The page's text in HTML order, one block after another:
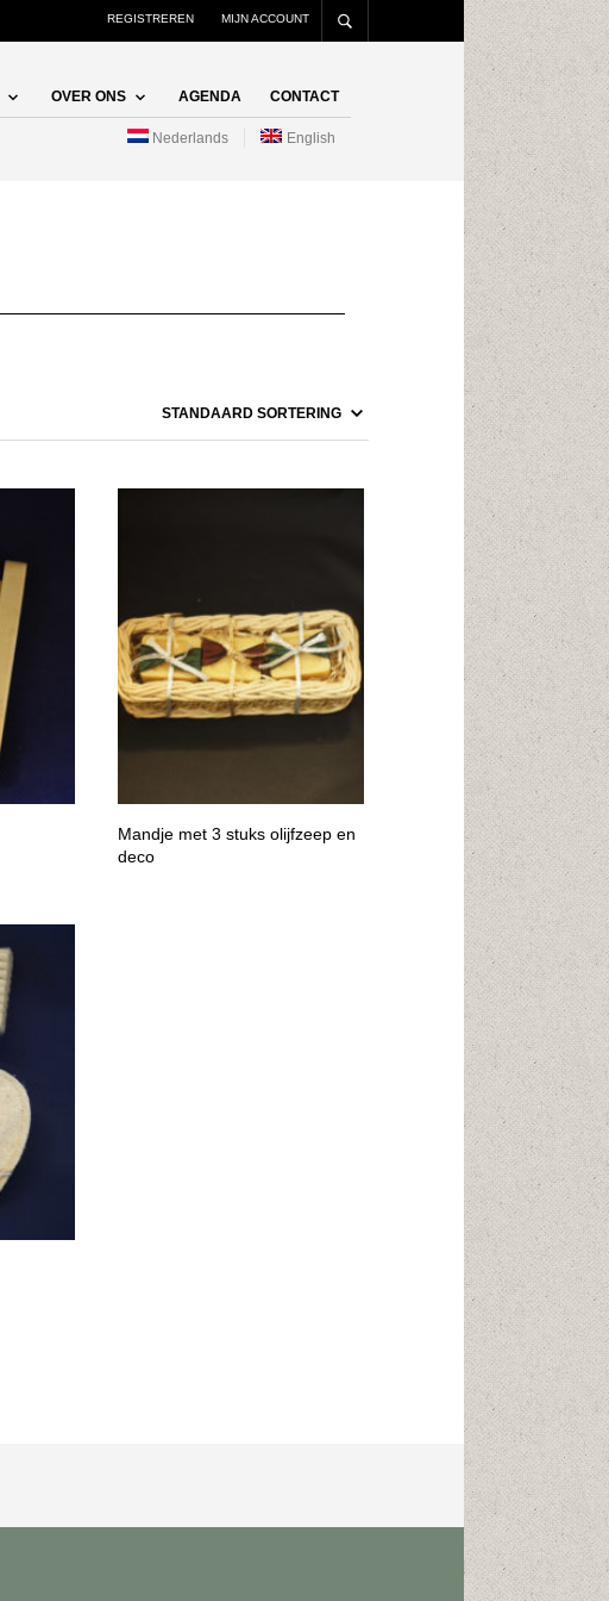
REGISTREREN MIJN ACCOUNT
OVER ONS AGENDA CONTACT
Nederlands English
Mandje met 3 stuks olijfzeep en
deco